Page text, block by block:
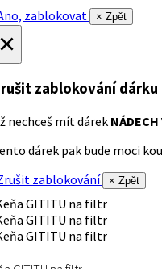
zablokovat
× Zpět
zablokování dárku
nechceš mít dárek NÁDECH
dárek pak bude moci
zablokování
× Zpět